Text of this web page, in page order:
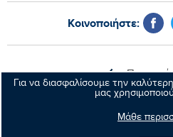
Για να διασφαλίσουμε την
μας
Μάθε
Κοινοποιήστε: